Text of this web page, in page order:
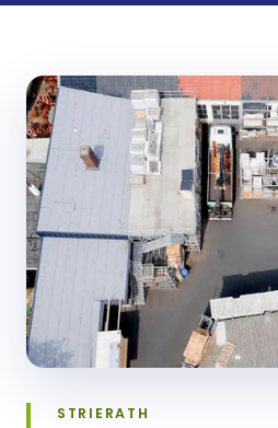
STRIERATH